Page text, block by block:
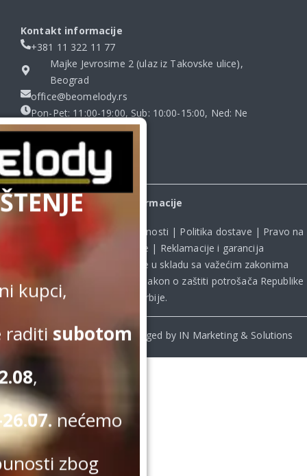
Kontakt informacije
+381 11 322 11 77
Majke Jevrosime 2 (ulaz iz Takovske ulice),
Beograd
office@beomelody.rs
Pon-Pet: 11:00-19:00, Sub: 10:00-15:00, Ned: Ne
radimo
Kupovina na sajtu obavlja se u skladu sa važećim zakonima
Zakon o zaštiti potrošača Republike
Srbije.
Informacije
Politika privatnosti | Politika dostave | Pravo na
odustanak od kupovine | Reklamacije i garancija
© Beomelody.rs. 2025. Desinged by IN Marketing & Solutions
kupci,
raditisubotom
,
nećemo
zbog